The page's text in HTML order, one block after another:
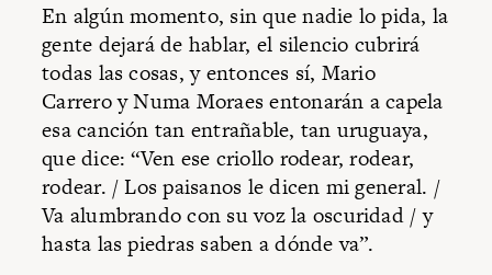
En algún momento, sin que nadie lo pida, la
gente dejará de hablar, el silencio cubrirá
todas las cosas, y entonces sí, Mario
Carrero y Numa Moraes entonarán a capela
esa canción tan entrañable, tan uruguaya,
que dice: “Ven ese criollo rodear, rodear,
rodear. / Los paisanos le dicen mi general. /
Va alumbrando con su voz la oscuridad / y
hasta las piedras saben a dónde va”.